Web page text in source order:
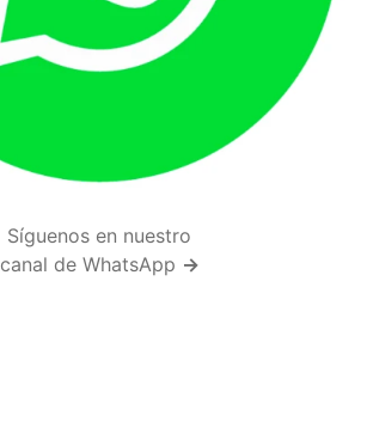
Síguenos en nuestro
canal de WhatsApp →